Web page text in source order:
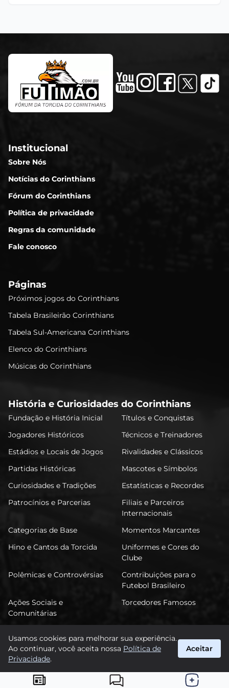
Institucional
Sobre Nós
Notícias do Corinthians
Fórum do Corinthians
Política de privacidade
Regras da comunidade
Fale conosco
Páginas
Próximos jogos do Corinthians
Tabela Brasileirão Corinthians
Tabela Sul-Americana Corinthians
Elenco do Corinthians
Músicas do Corinthians
História e Curiosidades do Corinthians
Fundação e História Inicial
Títulos e Conquistas
Jogadores Históricos
Técnicos e Treinadores
Estádios e Locais de Jogos
Rivalidades e Clássicos
Partidas Históricas
Mascotes e Símbolos
Curiosidades e Tradições
Estatísticas e Recordes
Patrocínios e Parcerias
Filiais e Parceiros
Internacionais
Categorias de Base
Momentos Marcantes
Hino e Cantos da Torcida
Uniformes e Cores do
Clube
Polêmicas e Controvérsias
Contribuições para o
Futebol Brasileiro
Ações Sociais e
Comunitárias
Torcedores Famosos
FuTimão
Usamos cookies para melhorar sua experiência.
Ao continuar, você aceita nossa Política de
Privacidade.
Aceitar